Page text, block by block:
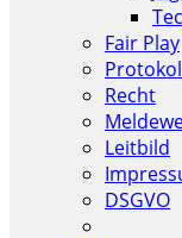
Fair Play
Recht
Leitbild
DSGVO